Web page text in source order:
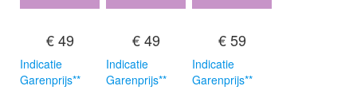
€ 49
Indicatie
Garenprijs**
€ 49
Indicatie
Garenprijs**
€ 59
Indicatie
Garenprijs**